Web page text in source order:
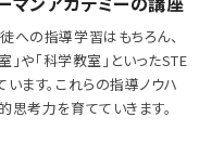
への指導学習はもちろん、
や「科学教室」といったSTE
ます。これらの指導ノウハ
考力を育てていきます。